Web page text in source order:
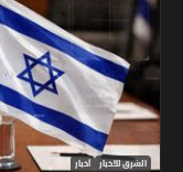
الشرق للأخبار أخبار